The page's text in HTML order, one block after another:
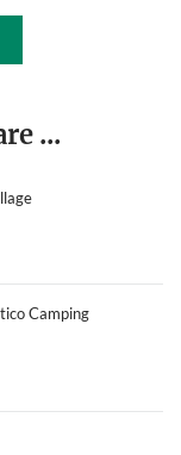
...
Camping